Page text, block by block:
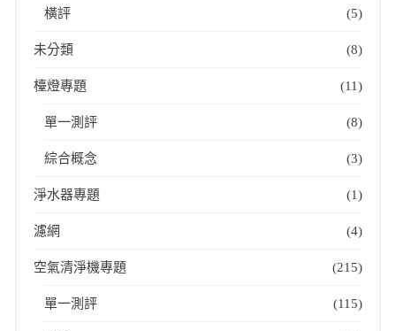
橫評 (5)
未分類 (8)
檯燈專題 (11)
單一測評 (8)
綜合概念 (3)
淨水器專題 (1)
濾網 (4)
空氣清淨機專題 (215)
單一測評 (115)